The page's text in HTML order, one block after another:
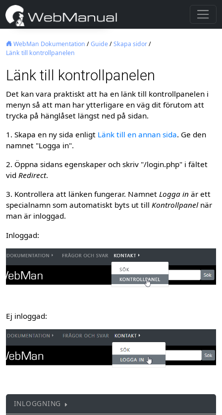
WebMan Dokumentation /Guide/Skapa sidor/
Länk till kontrollpanelen
Länk till kontrollpanelen
Det kan vara praktiskt att ha en länk till kontrollpanelen i
menyn så att man har ytterligare en väg dit förutom att
trycka på hänglåset längst ned på sidan.
1. Skapa en ny sida enligt Länk till en annan sida. Ge den
namnet "Logga in".
2. Öppna sidans egenskaper och skriv "/login.php" i fältet
vidRedirect.
3. Kontrollera att länken fungerar. NamnetLogga in är ett
specialnamn som automatiskt byts ut tillKontrollpanelnär
man är inloggad.
Inloggad:
Ej inloggad:
INLOGGNING